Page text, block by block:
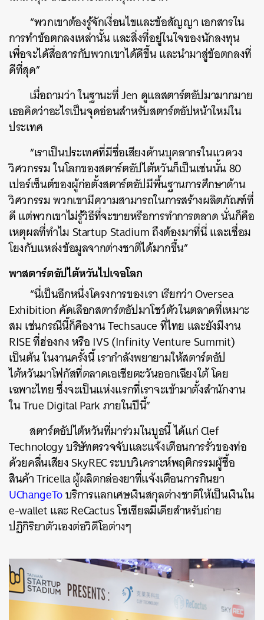
“พวกเขาต้องรู้จักเงื่อนไขและข้อสัญญา เอกสารใน
การทำข้อตกลงเหล่านั้น และสิ่งที่อยู่ในใจของนักลงทุน
เพื่อจะได้สื่อสารกับพวกเขาได้ดีขึ้น และนำมาสู่ข้อตกลงที่
ดีที่สุด”
เมื่อถามว่า ในฐานะที่ Jen ดูแลสตาร์ตอัปมามากมาย
เธอคิดว่าอะไรเป็นจุดอ่อนสำหรับสตาร์ตอัปหน้าใหม่ใน
ประเทศ
“เราเป็นประเทศที่มีชื่อเสียงด้านบุคลากรในแวดวง
วิศวกรรม ในโลกของสตาร์ตอัปไต้หวันก็เป็นเช่นนั้น 80
เปอร์เซ็นต์ของผู้ก่อตั้งสตาร์ตอัปมีพื้นฐานการศึกษาด้าน
วิศวกรรม พวกเขามีความสามารถในการสร้างผลิตภัณฑ์ที่
ดี แต่พวกเขาไม่รู้วิธีที่จะขายหรือการทำการตลาด นั่นก็คือ
เหตุผลที่ทำไม Startup Stadium ถึงต้องมาที่นี่ และเชื่อม
โยงกับแหล่งข้อมูลจากต่างชาติได้มากขึ้น”
พาสตาร์ตอัปไต้หวันไปเจอโลก
“นี่เป็นอีกหนึ่งโครงการของเรา เรียกว่า Oversea
Exhibition คัดเลือกสตาร์ตอัปมาโชว์ตัวในตลาดที่เหมาะ
สม เช่นกรณีนี้ก็คืองาน Techsauce ที่ไทย และยังมีงาน
RISE ที่ฮ่องกง หรือ IVS (Infinity Venture Summit)
เป็นต้น ในงานครั้งนี้ เรากำลังพยายามให้สตาร์ตอัป
ไต้หวันมาโฟกัสที่ตลาดเอเชียตะวันออกเฉียงใต้ โดย
เฉพาะไทย ซึ่งจะเป็นแห่งแรกที่เราจะเข้ามาตั้งสำนักงาน
ใน True Digital Park ภายในปีนี้”
สตาร์ตอัปไต้หวันที่มาร่วมในบูธนี้ ได้แก่ Clef
Technology บริษัทตรวจจับและแจ้งเตือนการรั่วของท่อ
ด้วยคลื่นเสียง SkyREC ระบบวิเคราะห์พฤติกรรมผู้ซื้อ
สินค้า Tricella ผู้ผลิตกล่องยาที่แจ้งเตือนการกินยา
UChangeToบริการแลกเศษเงินสกุลต่างชาติให้เป็นเงินใน
e-wallet และ ReCactus โซเชียลมีเดียสำหรับถ่าย
ปฏิกิริยาตัวเองต่อวิดีโอต่างๆ